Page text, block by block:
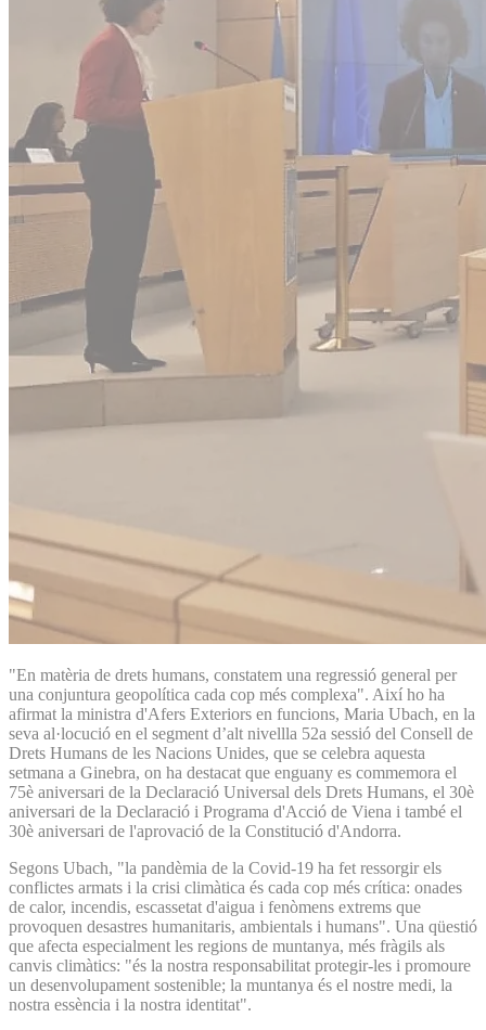
"En matèria de drets humans, constatem una regressió general per
una conjuntura geopolítica cada cop més complexa". Així ho ha
afirmat la ministra d'Afers Exteriors en funcions, Maria Ubach, en la
seva al·locució en el segment d’alt nivellla 52a sessió del Consell de
Drets Humans de les Nacions Unides, que se celebra aquesta
setmana a Ginebra, on ha destacat que enguany es commemora el
75è aniversari de la Declaració Universal dels Drets Humans, el 30è
aniversari de la Declaració i Programa d'Acció de Viena i també el
30è aniversari de l'aprovació de la Constitució d'Andorra.
Segons Ubach, "la pandèmia de la Covid-19 ha fet ressorgir els
conflictes armats i la crisi climàtica és cada cop més crítica: onades
de calor, incendis, escassetat d'aigua i fenòmens extrems que
provoquen desastres humanitaris, ambientals i humans". Una qüestió
que afecta especialment les regions de muntanya, més fràgils als
canvis climàtics: "és la nostra responsabilitat protegir-les i promoure
un desenvolupament sostenible; la muntanya és el nostre medi, la
nostra essència i la nostra identitat".